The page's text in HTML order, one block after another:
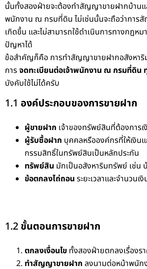
นั้นทั้งสองฝ่ายจะต้องทำสัญญาขายฝากบ้านแ
พนักงาน ณ กรมที่ดิน ไม่เช่นนั้นจะถือว่าการ
เกิดขึ้น และไม่สามารถใช้ดำเนินการทางกฎห
ปัญหาได้
ข้อสำคัญก็คือ การทำสัญญาขายฝากอสังหาริ
การจดทะเบียนต่อเจ้าพนักงาน ณ กรมที่ดิน
บังคับใช้ไม่ได้ครับ
1.1 องค์ประกอบของการขายฝาก
ผู้ขายฝาก เจ้าของทรัพย์สินที่ต้องการ
ผู้รับซื้อฝาก บุคคลหรือองค์กรที่ให้เงิน
กรรมสิทธิ์ในทรัพย์สินเป็นหลักประกัน
ทรัพย์สิน มักเป็นอสังหาริมทรัพย์ เช่น
ข้อตกลงไถ่ถอน ระยะเวลาและจำนวน
1.2 ขั้นตอนการขายฝาก
ตกลงเงื่อนไข ทั้งสองฝ่ายตกลงเรื่องร
ทำสัญญาขายฝาก ลงนามต่อหน้าพนัก